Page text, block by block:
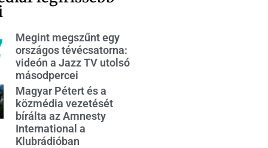
Megint megszűnt egy
országos tévécsatorna:
videón a Jazz TV utolsó
másodpercei
Magyar Pétert és a
közmédia vezetését
bírálta az Amnesty
International a
Klubrádióban